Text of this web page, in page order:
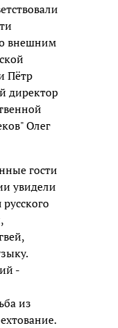
внешним
Пётр
директор
Олег
гости
увидели
-
из